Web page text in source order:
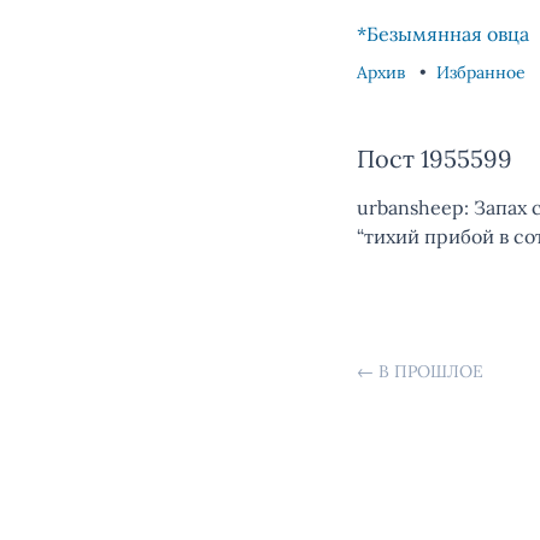
*Безымянная овца
Архив Избранное
Пост 1955599
urbansheep: Запах
“тихий прибой в
← В ПРОШЛОЕ